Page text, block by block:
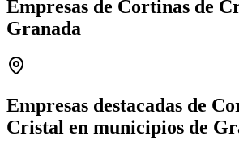
Empresas de Cortinas de
Granada
−
Empresas destacadas de
Cristal en municipios de